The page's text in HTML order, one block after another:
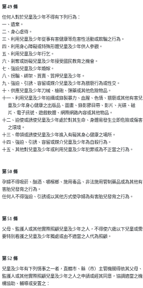
第 49 條
任何人對於兒童及少年不得有下列行為：
一、遺棄。
二、身心虐待。
三、利用兒童及少年從事有害健康等危害性活動或欺騙之行為。
四、利用身心障礙或特殊形體兒童及少年供人參觀。
五、利用兒童及少年行乞。
六、剝奪或妨礙兒童及少年接受國民教育之機會。
七、強迫兒童及少年婚嫁。
八、拐騙、綁架、買賣、質押兒童及少年。
九、強迫、引誘、容留或媒介兒童及少年為猥褻行為或性交。
十、供應兒童及少年刀械、槍砲、彈藥或其他危險物品。
十一、利用兒童及少年拍攝或錄製暴力、血腥、色情、猥褻或其他有害兒
      童及少年身心健康之出版品、圖畫、錄影節目帶、影片、光碟、磁
      片、電子訊號、遊戲軟體、網際網路內容或其他物品。
十二、迫使或誘使兒童及少年處於對其生命、身體易發生立即危險或傷害
      之環境。
十三、帶領或誘使兒童及少年進入有礙其身心健康之場所。
十四、強迫、引誘、容留或媒介兒童及少年為自殺行為。
十五、其他對兒童及少年或利用兒童及少年犯罪或為不正當之行為。
第 50 條
孕婦不得吸菸、酗酒、嚼檳榔、施用毒品、非法施用管制藥品或為其他有
害胎兒發育之行為。
任何人不得強迫、引誘或以其他方式使孕婦為有害胎兒發育之行為。
第 51 條
父母、監護人或其他實際照顧兒童及少年之人，不得使六歲以下兒童或需
要特別看護之兒童及少年獨處或由不適當之人代為照顧。
第 52 條
兒童及少年有下列情事之一者，直轄市、縣（市）主管機關得依其父母、
監護人或其他實際照顧兒童及少年之人之申請或經其同意，協調適當之機
構協助、輔導或安置之：